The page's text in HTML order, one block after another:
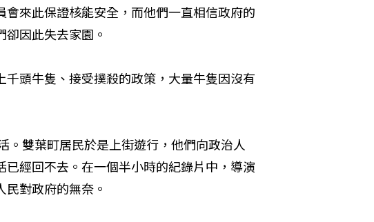
來此保證核能安全，而他們一直相信政府的
因此失去家園。
頭牛隻、接受撲殺的政策，大量牛隻因沒有
。雙葉町居民於是上街遊行，他們向政治人
經回不去。在一個半小時的紀錄片中，導演
對政府的無奈。